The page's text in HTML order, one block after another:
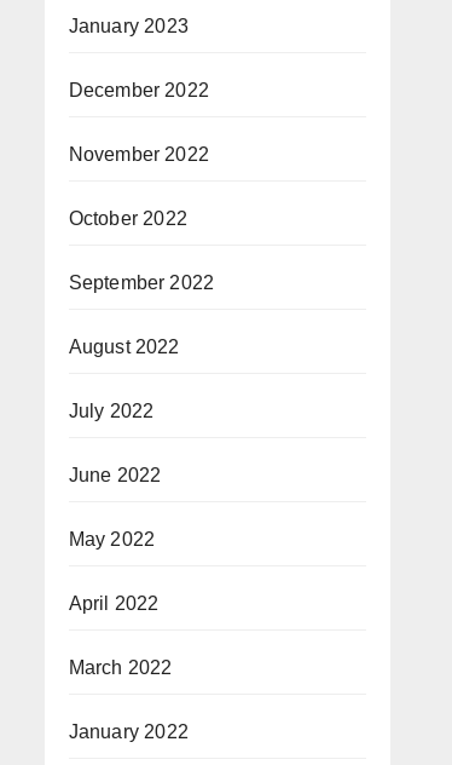
January 2023
December 2022
November 2022
October 2022
September 2022
August 2022
July 2022
June 2022
May 2022
April 2022
March 2022
January 2022